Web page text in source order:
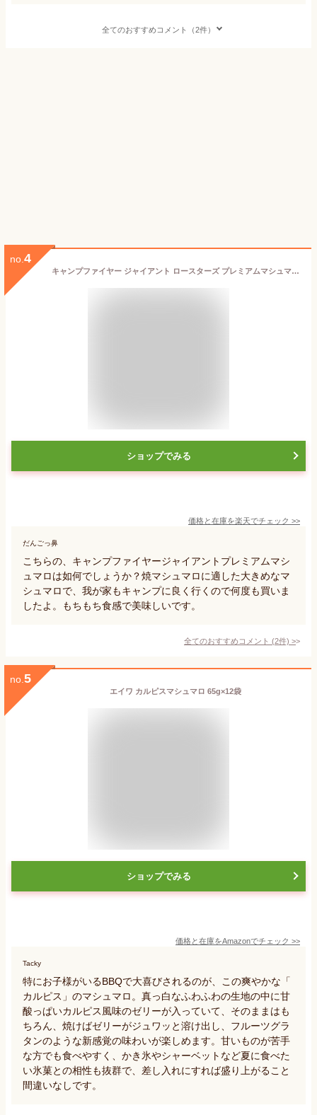
全てのおすすめコメント（2件）
no. 4
キャンプファイヤー ジャイアント ロースターズ プレミアムマシュマロ 680g Campfire Giant Roasters Premium Quality Marshmallows, 24 oz 【お取り寄せ商品】
ショップでみる
価格と在庫を楽天でチェック >>
だんごっ鼻
こちらの、キャンプファイヤージャイアントプレミアムマシ
ュマロは如何でしょうか？焼マシュマロに適した大きめなマ
シュマロで、我が家もキャンプに良く行くので何度も買いま
したよ。もちもち食感で美味しいです。
全てのおすすめコメント (2件) >
no. 5
エイワ カルピスマシュマロ 65g×12袋
ショップでみる
価格と在庫をAmazonでチェック >>
Tacky
特にお子様がいるBBQで大喜びされるのが、この爽やかな「
カルピス」のマシュマロ。真っ白なふわふわの生地の中に甘
酸っぱいカルピス風味のゼリーが入っていて、そのままはも
ちろん、焼けばゼリーがジュワッと溶け出し、フルーツグラ
タンのような新感覚の味わいが楽しめます。甘いものが苦手
な方でも食べやすく、かき氷やシャーベットなど夏に食べた
い氷菓との相性も抜群で、差し入れにすれば盛り上がること
間違いなしです。